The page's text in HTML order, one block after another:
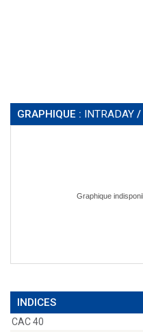
GRAPHIQUE : INTRADAY /
INDICES
CAC 40